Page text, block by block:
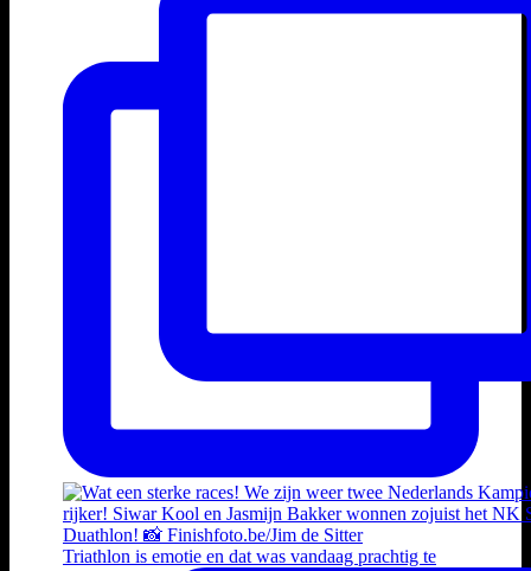
Triathlon is emotie en dat was vandaag prachtig te